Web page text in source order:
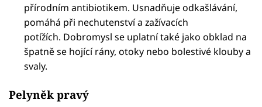
přírodním antibiotikem. Usnadňuje odkašlávání,
pomáhá při nechutenství a zažívacích
potížích. Dobromysl se uplatní také jako obklad na
špatně se hojící rány, otoky nebo bolestivé klouby a
svaly.
Pelyněk pravý